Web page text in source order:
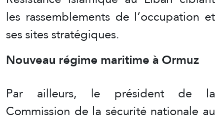
les rassemblements de l’occupation et
ses sites stratégiques.
Nouveau régime maritime à Ormuz
Par ailleurs, le président de la
Commission de la sécurité nationale au